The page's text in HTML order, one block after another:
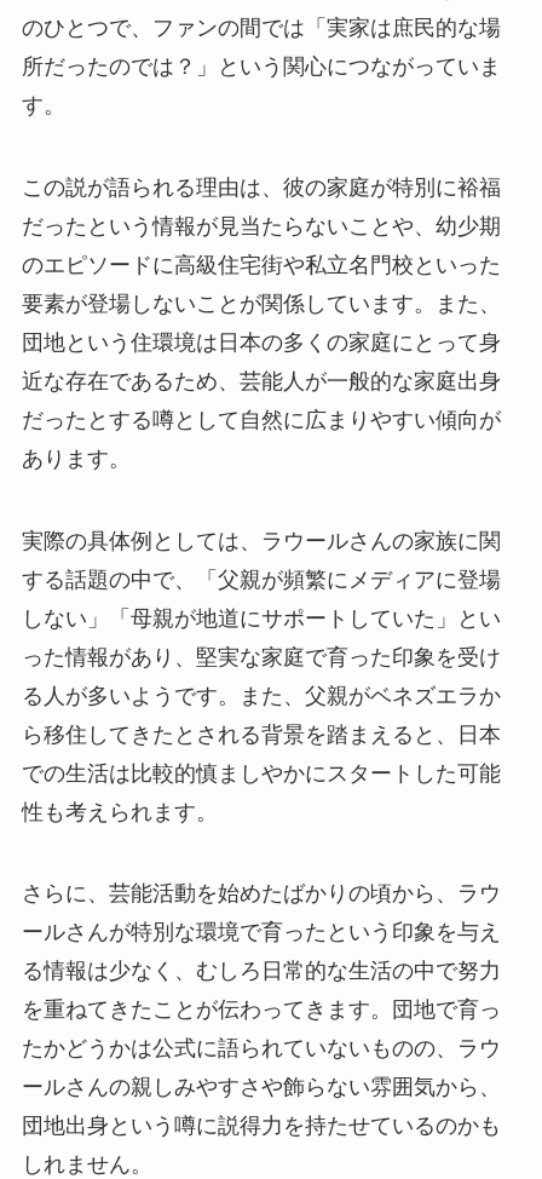
のひとつで、ファンの間では「実家は庶民的な場
所だったのでは？」という関心につながっていま
す。
この説が語られる理由は、彼の家庭が特別に裕福
だったという情報が見当たらないことや、幼少期
のエピソードに高級住宅街や私立名門校といった
要素が登場しないことが関係しています。また、
団地という住環境は日本の多くの家庭にとって身
近な存在であるため、芸能人が一般的な家庭出身
だったとする噂として自然に広まりやすい傾向が
あります。
実際の具体例としては、ラウールさんの家族に関
する話題の中で、「父親が頻繁にメディアに登場
しない」「母親が地道にサポートしていた」とい
った情報があり、堅実な家庭で育った印象を受け
る人が多いようです。また、父親がベネズエラか
ら移住してきたとされる背景を踏まえると、日本
での生活は比較的慎ましやかにスタートした可能
性も考えられます。
さらに、芸能活動を始めたばかりの頃から、ラウ
ールさんが特別な環境で育ったという印象を与え
る情報は少なく、むしろ日常的な生活の中で努力
を重ねてきたことが伝わってきます。団地で育っ
たかどうかは公式に語られていないものの、ラウ
ールさんの親しみやすさや飾らない雰囲気から、
団地出身という噂に説得力を持たせているのかも
しれません。